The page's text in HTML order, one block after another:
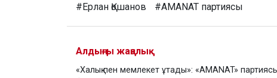
#Ерлан Қошанов #AMANAT партиясы
Алдыңғы жаңалық
«Халық пен мемлекет ұтады»: «AMANAT»